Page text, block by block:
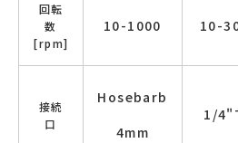
回転
数
[rpm]
10-1000 10-
接続
口
Hosebarb
4mm
1/